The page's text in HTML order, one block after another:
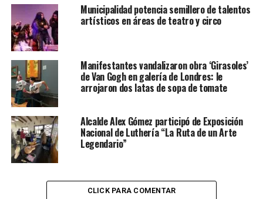
Municipalidad potencia semillero de talentos
artísticos en áreas de teatro y circo
Manifestantes vandalizaron obra ‘Girasoles’
de Van Gogh en galería de Londres: le
arrojaron dos latas de sopa de tomate
Alcalde Alex Gómez participó de Exposición
Nacional de Luthería “La Ruta de un Arte
Legendario”
CLICK PARA COMENTAR